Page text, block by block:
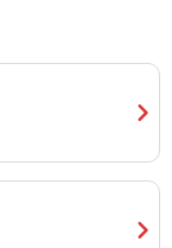
chevron_right
chevron_right